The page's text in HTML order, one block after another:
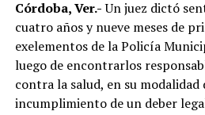
seguridad entre vehículos,
temporada de lluvias, cuando el
incrementa en las carreteras de
La circulación en la zona se vio
Córdoba, Ver.-Un juez dictó
cuatro años y nueve meses de
exelementos de la Policía
luego de encontrarlos
contra la salud, en su modalidad
incumplimiento de un deber